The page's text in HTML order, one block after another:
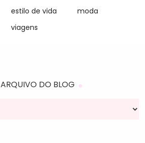
estilo de vida
moda
viagens
ARQUIVO DO BLOG